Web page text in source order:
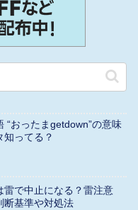
“おったまgetdown”の意味
知ってる？
雷で中止になる？雷注意
断基準や対処法